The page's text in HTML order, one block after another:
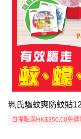
珮氏驅蚊爽防蚊貼
自提點滿HK$350.00免運